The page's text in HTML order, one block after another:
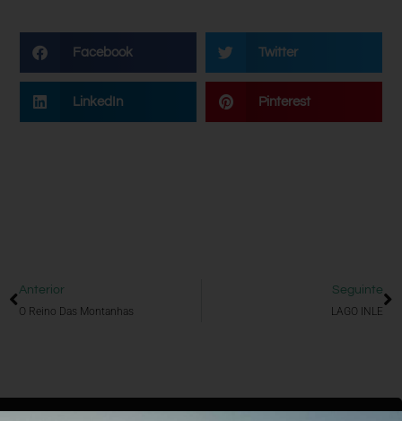
Facebook Twitter
LinkedIn Pinterest
Anterior
O Reino Das Montanhas
Seguinte
LAGO INLE